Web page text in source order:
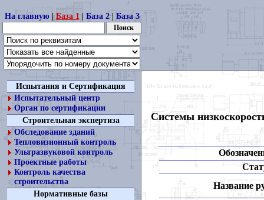
На главную| База 1| База 2| База 3
Испытания и Сертификация
Испытательный центр
Орган по сертификации
Строительная экспертиза
Обследование зданий
Тепловизионный контроль
Ультразвуковой контроль
Проектные работы
Контроль качества
строительства
Нормативные базы
Системы
Название